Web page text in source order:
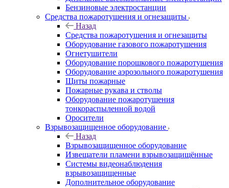
Бензиновые электростанции
Средства пожаротушения и огнезащиты
Назад
Средства пожаротушения и огнезащиты
Оборудование газового пожаротушения
Огнетушители
Оборудование порошкового пожаротушения
Оборудование аэрозольного пожаротушения
Щиты пожарные
Пожарные рукава и стволы
Оборудование пожаротушения
тонкораспыленной водой
Оросители
Взрывозащищенное оборудование
Назад
Взрывозащищенное оборудование
Извещатели пламени взрывозащищённые
Системы видеонаблюдения
взрывозащищенные
Дополнительное оборудование